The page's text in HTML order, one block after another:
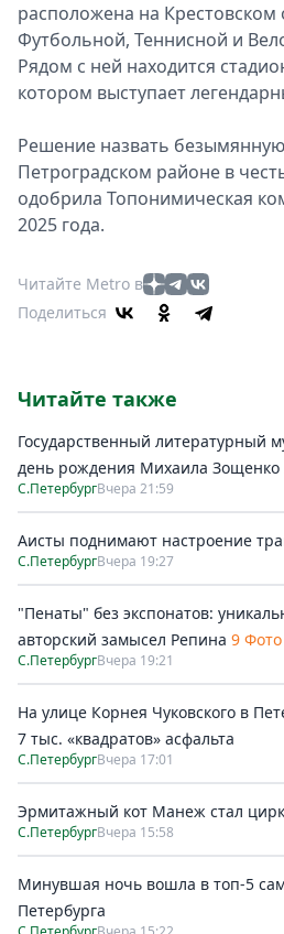
расположена на Крестовском
Футбольной, Теннисной и
Рядом с ней находится
котором выступает
Решение назвать
Петроградском районе в
одобрила Топонимическая
2025 года.
Читайте Metro в
Поделиться
Читайте также
Государственный литературный
день рождения Михаила Зощенко
С.ПетербургВчера 21:59
Аисты поднимают настроение
С.ПетербургВчера 19:27
"Пенаты" без экспонатов:
авторский замысел Репина 9 Фото
С.ПетербургВчера 19:21
На улице Корнея Чуковского в
7 тыс. «квадратов» асфальта
С.ПетербургВчера 17:01
Эрмитажный кот Манеж стал
С.ПетербургВчера 15:58
Минувшая ночь вошла в топ-5
Петербурга